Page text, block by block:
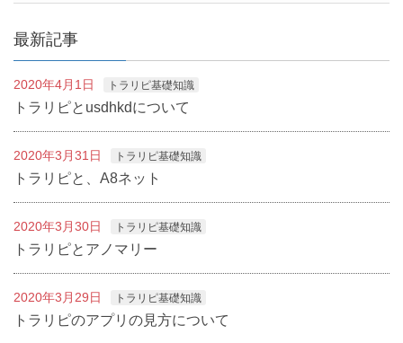
最新記事
2020年4月1日 トラリピ基礎知識
トラリピとusdhkdについて
2020年3月31日 トラリピ基礎知識
トラリピと、A8ネット
2020年3月30日 トラリピ基礎知識
トラリピとアノマリー
2020年3月29日 トラリピ基礎知識
トラリピのアプリの見方について